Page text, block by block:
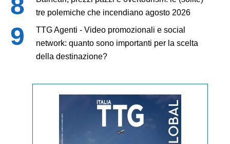
tre polemiche che incendiano agosto 2026
TTG Agenti - Video promozionali e social
network: quanto sono importanti per la scelta
della destinazione?